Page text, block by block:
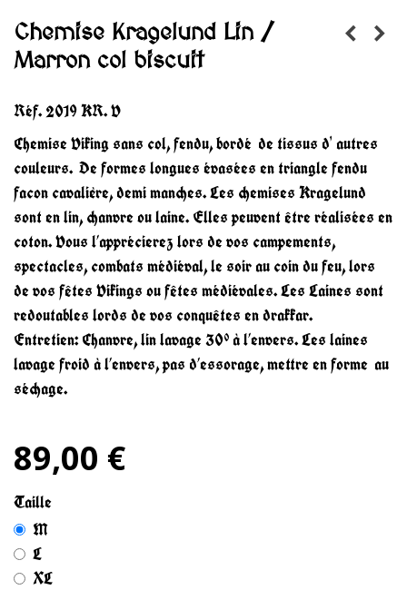
Chemise Kragelund Lin /
Marron col biscuit
Réf. 2019 KR. V
Chemise Viking sans col, fendu, bordé de tissus d' autres
couleurs. De formes longues évasées en triangle fendu
facon cavalière, demi manches. Les chemises Kragelund
sont en lin, chanvre ou laine. Elles peuvent être réalisées en
coton. Vous l’apprécierez lors de vos campements,
spectacles, combats médiéval, le soir au coin du feu, lors
de vos fêtes Vikings ou fêtes médiévales. Les Laines sont
redoutables lords de vos conquêtes en drakkar.
Entretien: Chanvre, lin lavage 30° à l’envers. Les laines
lavage froid à l’envers, pas d’essorage, mettre en forme au
séchage.
89,00 €
Taille
M
L
XL